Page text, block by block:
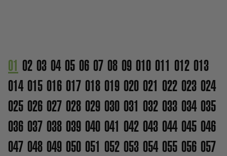
01 02 03 04 05 06 07 08 09 010 011 012 013
014 015 016 017 018 019 020 021 022 023 024
025 026 027 028 029 030 031 032 033 034 035
036 037 038 039 040 041 042 043 044 045 046
047 048 049 050 051 052 053 054 055 056 057